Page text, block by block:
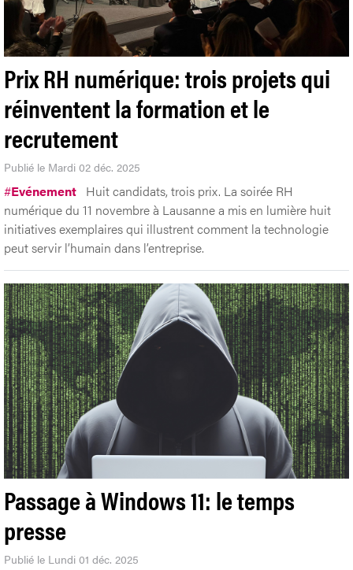
Prix RH numérique: trois projets qui
réinventent la formation et le
recrutement
Publié le Mardi 02 déc. 2025
#Evénement Huit candidats, trois prix. La soirée RH
numérique du 11 novembre à Lausanne a mis en lumière huit
initiatives exemplaires qui illustrent comment la technologie
peut servir l’humain dans l’entreprise.
Passage à Windows 11: le temps
presse
Publié le Lundi 01 déc. 2025